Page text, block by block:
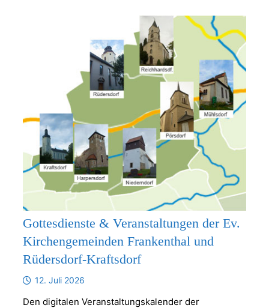
Gottesdienste & Veranstaltungen der Ev.
Kirchengemeinden Frankenthal und
Rüdersdorf-Kraftsdorf
12. Juli 2026
Den digitalen Veranstaltungskalender der